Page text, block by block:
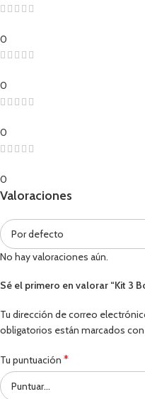
0
0
0
0
Valoraciones
No hay valoraciones aún.
Sé el primero en valorar “Kit 3
Tu dirección de correo
obligatorios están marcados con
Tu puntuación *